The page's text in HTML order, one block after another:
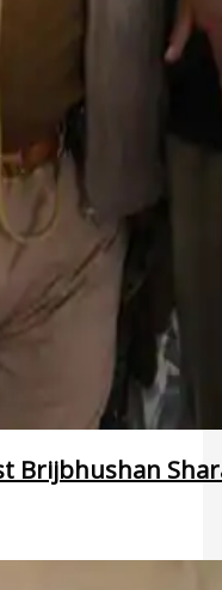
Brijbhushan